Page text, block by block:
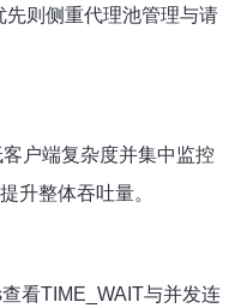
则侧重代理池管理与请
户端复杂度并集中监控
升整体吞吐量。
看TIME_WAIT与并发连